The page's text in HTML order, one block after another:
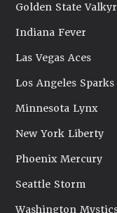
Golden State
Indiana Fever
Las Vegas Aces
Los Angeles Sparks
Minnesota Lynx
New York Liberty
Phoenix Mercury
Seattle Storm
Washington